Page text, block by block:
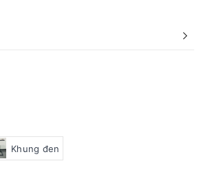
Khung đen